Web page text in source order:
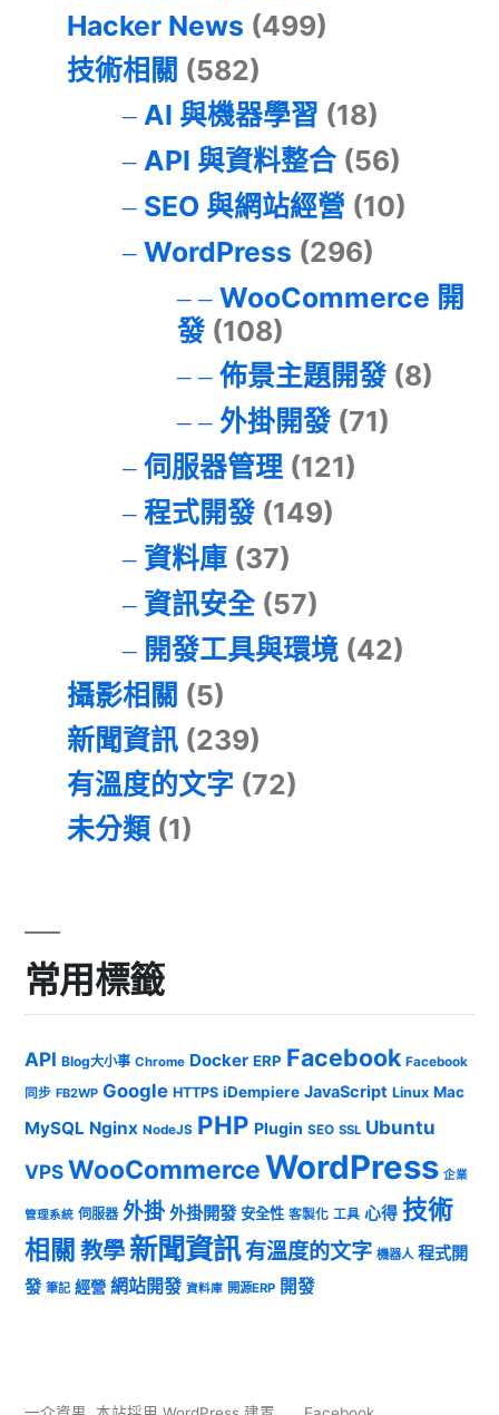
Hacker News (499)
技術相關 (582)
AI 與機器學習 (18)
API 與資料整合(56)
SEO 與網站經營 (10)
WordPress (296)
WooCommerce 開
發(108)
佈景主題開發(8)
外掛開發(71)
伺服器管理(121)
程式開發(149)
資料庫(37)
資訊安全(57)
開發工具與環境(42)
攝影相關 (5)
新聞資訊 (239)
有溫度的文字 (72)
未分類 (1)
常用標籤
API Blog大小事 Chrome Docker ERP Facebook Facebook
同步 FB2WP Google HTTPS iDempiere JavaScript Linux Mac
MySQL Nginx NodeJS PHP Plugin SEO SSL Ubuntu
VPSWooCommerceWordPress 企業
管理系統 伺服器 外掛 外掛開發 安全性 客製化 工具 心得 技術
相關 教學 新聞資訊有溫度的文字 機器人 程式開
發 筆記 經營 網站開發 資料庫 開源ERP 開發